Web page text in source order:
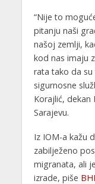
“Nije to
pitanju naši
našoj zemlji,
kod nas imaju
rata tako da
sigurnosne
Korajlić, dekan
Sarajevu.
Iz IOM-a kažu
zabilježeno
migranata, ali
izrade, piše